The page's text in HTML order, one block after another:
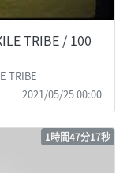
TRIBE / 100
TRIBE
2021/05/25 00:00
1時間47分17秒